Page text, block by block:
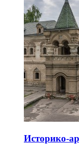
Историко-